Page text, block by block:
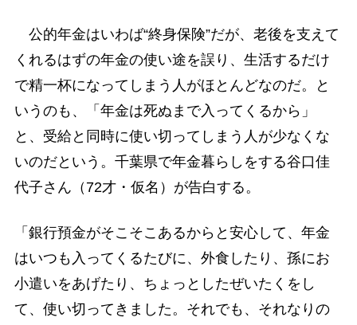
公的年金はいわば“終身保険”だが、老後を支えて
くれるはずの年金の使い途を誤り、生活するだけ
で精一杯になってしまう人がほとんどなのだ。と
いうのも、「年金は死ぬまで入ってくるから」
と、受給と同時に使い切ってしまう人が少なくな
いのだという。千葉県で年金暮らしをする谷口佳
代子さん（72才・仮名）が告白する。
「銀行預金がそこそこあるからと安心して、年金
はいつも入ってくるたびに、外食したり、孫にお
小遣いをあげたり、ちょっとしたぜいたくをし
て、使い切ってきました。それでも、それなりの